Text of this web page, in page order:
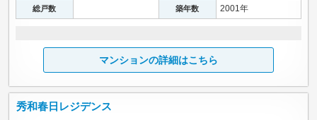
総戸数 築年数 2001年
マンションの詳細はこちら
秀和春日レジデンス